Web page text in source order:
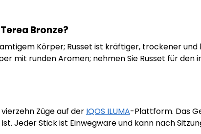
Bronze?
Körper; Russet ist kräftiger, trockener
mit runden Aromen; nehmen Sie Russet für den
Züge auf der IQOS ILUMA-Plattform. Das
Jeder Stick ist Einwegware und kann nach